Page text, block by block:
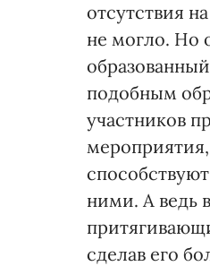
отсутствия
не могло. Но
подобным
участников
ними. А ведь
сделав его